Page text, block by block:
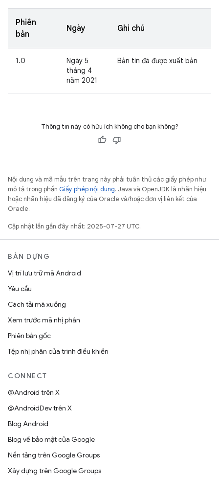
Phiên
bản
Ngày Ghi chú
1.0
Ngày 5
tháng 4
năm 2021
Bản tin đã được xuất bản
Thông tin này có hữu ích không cho bạn không?
Nội dung và mã mẫu trên trang này phải tuân thủ các giấy phép như
mô tả trong phần Giấy phép nội dung. Java và OpenJDK là nhãn hiệu
hoặc nhãn hiệu đã đăng ký của Oracle và/hoặc đơn vị liên kết của
Oracle.
Cập nhật lần gần đây nhất: 2025-07-27 UTC.
BẢN DỰNG
Vị trí lưu trữ mã Android
Yêu cầu
Cách tải mã xuống
Xem trước mã nhị phân
Phiên bản gốc
Tệp nhị phân của trình điều khiển
CONNECT
@Android trên X
@AndroidDev trên X
Blog Android
Blog về bảo mật của Google
Nền tảng trên Google Groups
Xây dựng trên Google Groups